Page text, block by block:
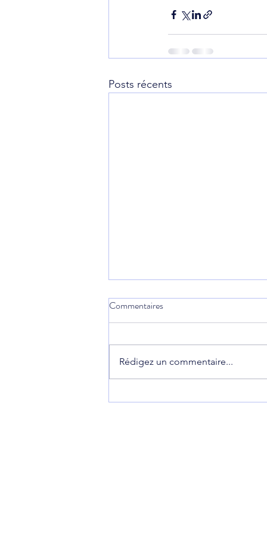
Posts récents
Réduire ses impôts jusqu'à 10
Commentaires
Rédigez un commentaire...